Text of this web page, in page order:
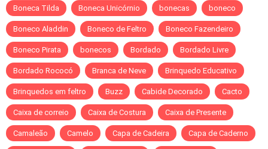
Boneca Tilda Boneca Unicórnio bonecas boneco
Boneco Aladdin Boneco de Feltro Boneco Fazendeiro
Boneco Pirata bonecos Bordado Bordado Livre
Bordado Rococó Branca de Neve Brinquedo Educativo
Brinquedos em feltro Buzz Cabide Decorado Cacto
Caixa de correio Caixa de Costura Caixa de Presente
Camaleão Camelo Capa de Cadeira Capa de Caderno